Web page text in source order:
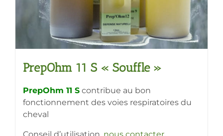
page
produit
PrepOhm 11 S « Souffle »
PrepOhm 11 S contribue au bon
fonctionnement des voies respiratoires du
cheval